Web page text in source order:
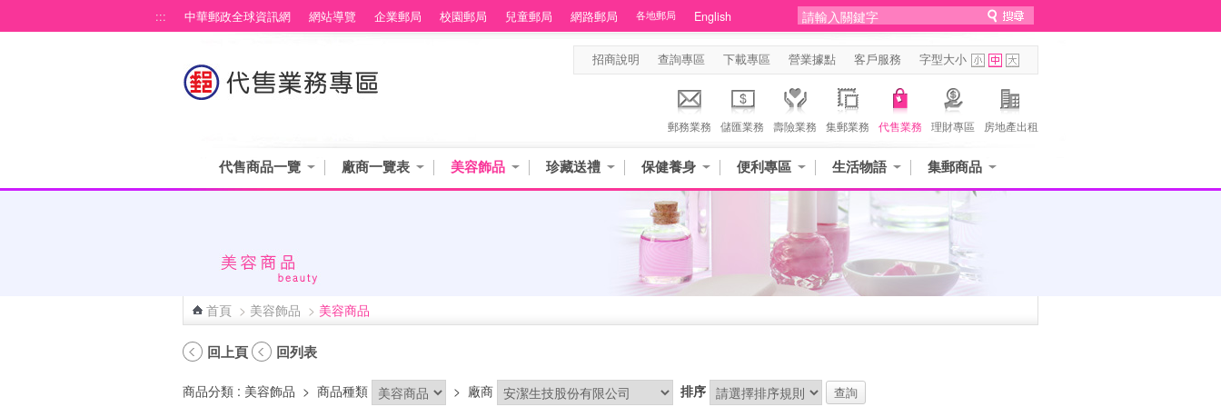
::: 中華郵政全球資訊網 網站導覽 企業郵局 校園郵局 兒童郵局 網路郵局 各地郵局 English
招商說明 查詢專區 下載專區 營業據點 客戶服務 字型大小
郵務業務 儲匯業務 壽險業務 集郵業務 代售業務 理財專區 房地產出租
代售商品一覽 廠商一覽表 美容飾品 珍藏送禮 保健養身 便利專區 生活物語 集郵商品
首頁 > 美容飾品 > 美容商品
回上頁 回列表
商品分類 : 美容飾品 > 商品種類 > 廠商 排序